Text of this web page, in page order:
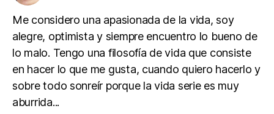
Me considero una apasionada de la vida, soy
alegre, optimista y siempre encuentro lo bueno de
lo malo. Tengo una filosofía de vida que consiste
en hacer lo que me gusta, cuando quiero hacerlo y
sobre todo sonreír porque la vida serie es muy
aburrida...